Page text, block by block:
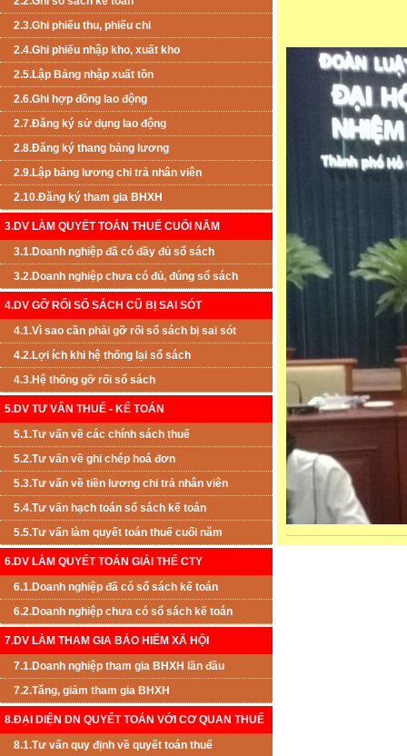
2.3.Ghi phiếu thu, phiếu chi
2.4.Ghi phiếu nhập kho, xuất kho
2.5.Lập Bảng nhập xuất tồn
2.6.Ghi hợp đồng lao động
2.7.Đăng ký sử dụng lao động
2.8.Đăng ký thang bảng lương
2.9.Lập bảng lương chi trả nhân viên
2.10.Đăng ký tham gia BHXH
3.DV LÀM QUYẾT TOÁN THUẾ CUỐI NĂM
3.1.Doanh nghiệp đã có đầy đủ sổ sách
3.2.Doanh nghiệp chưa có đủ, đúng sổ sách
4.DV GỠ RỐI SỔ SÁCH CŨ BỊ SAI SÓT
4.1.Vì sao cần phải gỡ rối sổ sách bị sai sót
4.2.Lợi ích khi hệ thống lại sổ sách
4.3.Hệ thống gỡ rối sổ sách
5.DV TƯ VẤN THUẾ - KẾ TOÁN
5.1.Tư vấn về các chính sách thuế
5.2.Tư vấn về ghi chép hoá đơn
5.3.Tư vấn về tiền lương chi trả nhân viên
5.4.Tư vấn hạch toán sổ sách kế toán
5.5.Tư vấn làm quyết toán thuế cuối năm
6.DV LÀM QUYẾT TOÁN GIẢI THỂ CTY
6.1.Doanh nghiệp đã có sổ sách kế toán
6.2.Doanh nghiệp chưa có sổ sách kế toán
7.DV LÀM THAM GIA BẢO HIỂM XÃ HỘI
7.1.Doanh nghiệp tham gia BHXH lần đầu
7.2.Tăng, giảm tham gia BHXH
8.ĐẠI DIỆN DN QUYẾT TOÁN VỚI CƠ QUAN THUẾ
8.1.Tư vấn quy định về quyết toán thuế